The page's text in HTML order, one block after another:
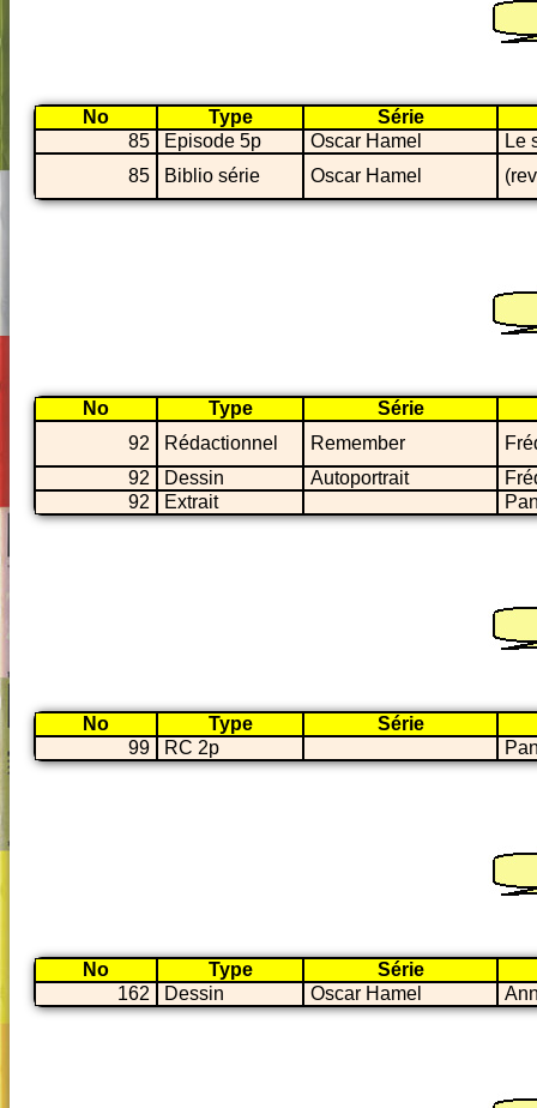
No Type
Série
85
Episode 5p Oscar Hamel
Le
85
Biblio série Oscar Hamel
No Type
Série
92
Rédactionnel Remember
92
Dessin Autoportrait
92
Extrait
No Type
Série
99
RC 2p
No Type
Série
162
Dessin Oscar Hamel